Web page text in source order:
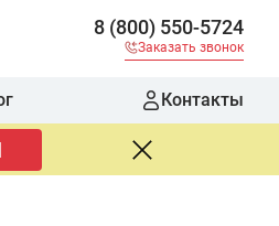
8 (800) 550-5724
Заказать звонок
Контакты